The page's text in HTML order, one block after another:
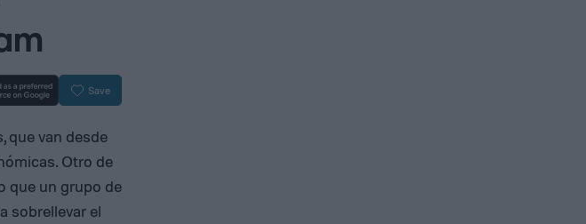
Save
que van desde
Otro de
que un grupo de
sobrellevar el